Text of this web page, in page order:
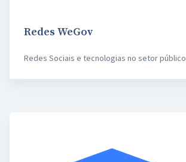
Redes WeGov
Redes Sociais e tecnologias no setor público